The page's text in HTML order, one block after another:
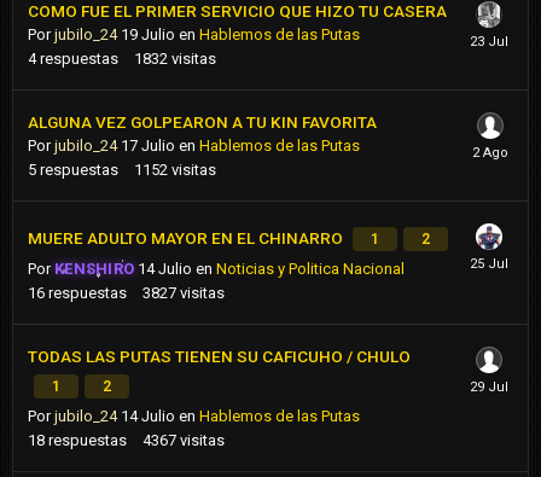
COMO FUE EL PRIMER SERVICIO QUE HIZO TU CASERA
Porjubilo_24 19 Julio en Hablemos de las Putas
4 respuestas 1832 visitas
ALGUNA VEZ GOLPEARON A TU KIN FAVORITA
Porjubilo_24 17 Julio en Hablemos de las Putas
5 respuestas 1152 visitas
MUERE ADULTO MAYOR EN EL CHINARRO 1 2
Por KENSHIRO 14 Julio enNoticias y Politica Nacional
16 respuestas 3827 visitas
TODAS LAS PUTAS TIENEN SU CAFICUHO / CHULO
1 2
Porjubilo_24 14 Julio en Hablemos de las Putas
18 respuestas 4367 visitas